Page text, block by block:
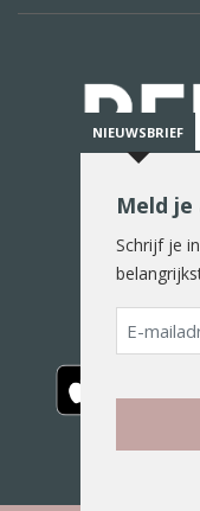
De
NIEUWSBRIEF
Meld
Schrijf je
E-